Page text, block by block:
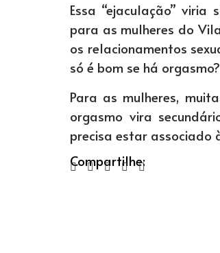
Essa “ejaculação” viria
para as mulheres do
os relacionamentos
só é bom se há orgasmo?
Para as mulheres,
orgasmo vira
precisa estar associado
Compartilhe: